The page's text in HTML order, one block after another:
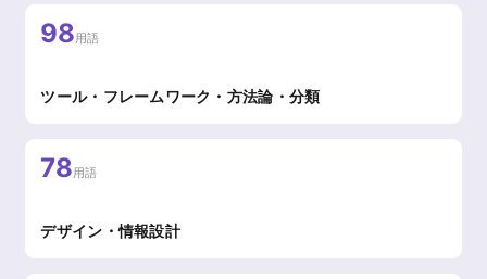
98用語
ツール・フレームワーク・方法論・分類
78用語
デザイン・情報設計